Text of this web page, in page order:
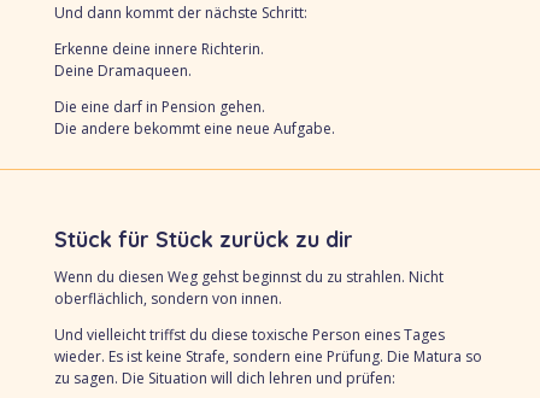
Und dann kommt der nächste Schritt:
Erkenne deine innere Richterin.
Deine Dramaqueen.
Die eine darf in Pension gehen.
Die andere bekommt eine neue Aufgabe.
Stück für Stück zurück zu dir
Wenn du diesen Weg gehst beginnst du zu strahlen. Nicht
oberflächlich, sondern von innen.
Und vielleicht triffst du diese toxische Person eines Tages
wieder. Es ist keine Strafe, sondern eine Prüfung. Die Matura so
zu sagen. Die Situation will dich lehren und prüfen: